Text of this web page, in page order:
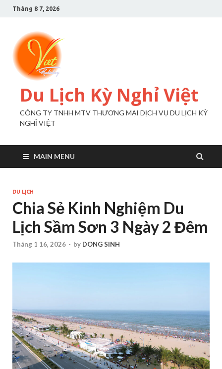
Tháng 8 7, 2026
Du Lịch Kỳ Nghỉ Việt
CÔNG TY TNHH MTV THƯƠNG MẠI DỊCH VỤ DU LỊCH KỲ
NGHỈ VIỆT
MAIN MENU
DU LỊCH
Chia Sẻ Kinh Nghiệm Du
Lịch Sầm Sơn 3 Ngày 2 Đêm
Tháng 1 16, 2026 - by DONG SINH